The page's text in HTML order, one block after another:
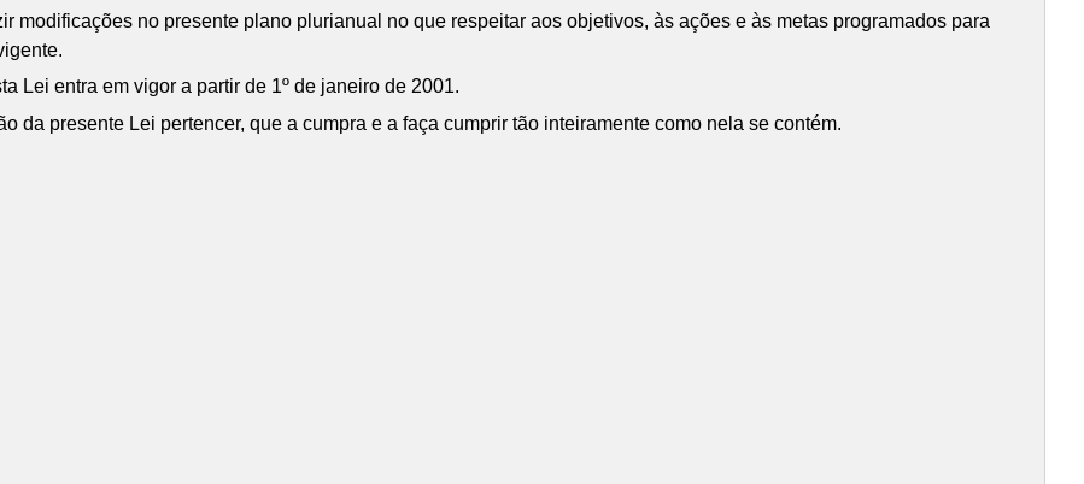
modificações no presente plano plurianual no que respeitar aos objetivos, às ações e às metas programados para
Lei entra em vigor a partir de 1º de janeiro de 2001.
da presente Lei pertencer, que a cumpra e a faça cumprir tão inteiramente como nela se contém.